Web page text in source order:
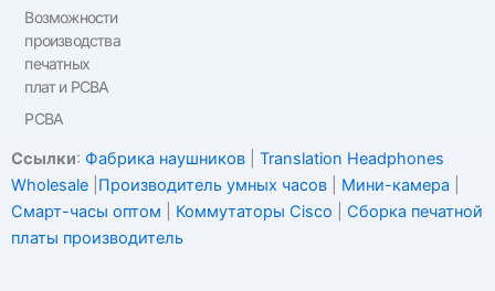
Возможности
производства
печатных
плат и PCBA
PCBA
Ссылки: Фабрика наушников
Translation Headphones
Wholesale Производитель умных часов Мини-камера
Смарт-часы оптом
Коммутаторы Cisco
Сборка печатной
платы производитель